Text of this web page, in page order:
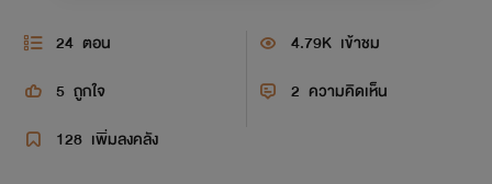
24 ตอน 4.79K เข้าชม
5 ถูกใจ 2 ความคิดเห็น
128 เพิ่มลงคลัง